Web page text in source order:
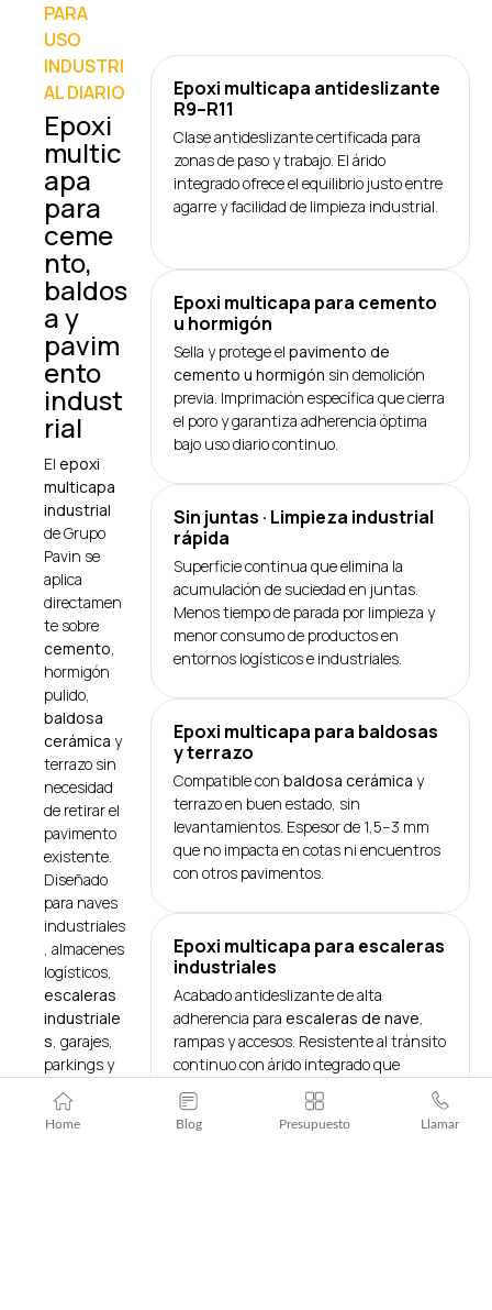
PARA
USO
INDUSTRI
AL DIARIO
Epoxi
multic
apa
para
ceme
nto,
baldos
a y
pavim
ento
indust
rial
El epoxi
multicapa
industrial
de Grupo
Pavin se
aplica
directamen
te sobre
cemento,
hormigón
pulido,
baldosa
cerámica y
terrazo sin
necesidad
de retirar el
pavimento
existente.
Diseñado
para naves
industriales
, almacenes
logísticos,
escaleras
industriale
s, garajes,
parkings y
locales
comerciales.
Epoxi multicapa antideslizante
R9–R11
Clase antideslizante certificada para
zonas de paso y trabajo. El árido
integrado ofrece el equilibrio justo entre
agarre y facilidad de limpieza industrial.
Epoxi multicapa para cemento
u hormigón
Sella y protege el pavimento de
cemento u hormigón sin demolición
previa. Imprimación específica que cierra
el poro y garantiza adherencia óptima
bajo uso diario continuo.
Sin juntas · Limpieza industrial
rápida
Superficie continua que elimina la
acumulación de suciedad en juntas.
Menos tiempo de parada por limpieza y
menor consumo de productos en
entornos logísticos e industriales.
Epoxi multicapa para baldosas
y terrazo
Compatible con baldosa cerámica y
terrazo en buen estado, sin
levantamientos. Espesor de 1,5–3 mm
que no impacta en cotas ni encuentros
con otros pavimentos.
Epoxi multicapa para escaleras
industriales
Acabado antideslizante de alta
adherencia para escaleras de nave,
rampas y accesos. Resistente al tránsito
continuo con árido integrado que
cumple normativa R11.
Home Blog Presupuesto Llamar